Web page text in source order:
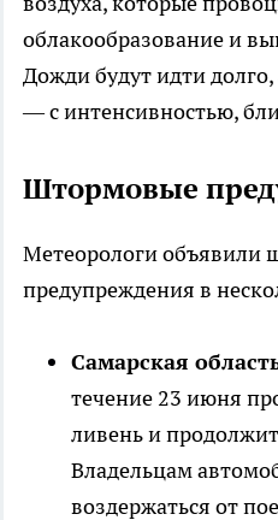
облакообразование и
Дожди будут идти
— с интенсивностью,
Штормовые
Метеорологи объявили
предупреждения в
Самарская
течение 23 июня
ливень и
Владельцам
воздержаться от